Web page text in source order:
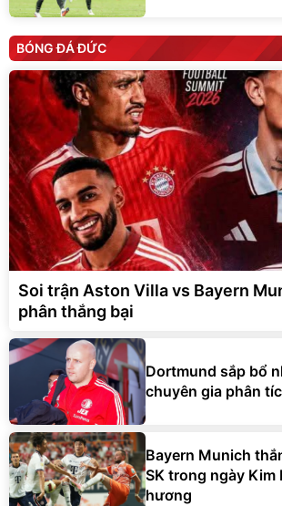
BÓNG ĐÁ ĐỨC
Soi trận Aston Villa vs Bayern
phân thắng bại
Dortmund sắp bổ
chuyên gia phân
Bayern Munich
SK trong ngày Kim
hương